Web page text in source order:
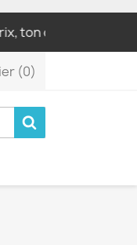
! ಠ_ಠ
(0)